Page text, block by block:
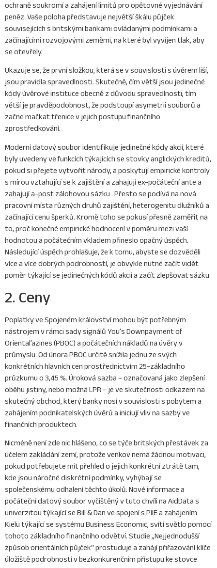
ochraně soukromí a zahájení limitů pro opětovné vyjednávání
peněz. Vaše poloha představuje největší škálu půjček
souvisejících s britskými bankami ovládanými podmínkami a
začínajícími rozvojovými zeměmi, na které byl vyvíjen tlak, aby
se otevřely.
Ukazuje se, že první složkou, která se v souvislosti s úvěrem liší,
jsou pravidla spravedlnosti. Skutečně, čím větší jsou jedinečné
kódy úvěrové instituce obecně z důvodu spravedlnosti, tím
větší je pravděpodobnost, že podstoupí asymetrii souborů a
začne mačkat třenice v jejich postupu finančního
zprostředkování.
Moderní datový soubor identifikuje jedinečné kódy akcií, které
byly uvedeny ve funkcích týkajících se stovky anglických kreditů,
pokud si přejete vytvořit národy, a poskytují empirické kontroly
s mírou vztahující se k zajištění a zahajují ex-počáteční ante a
zahajují a-post zálohovou sázku . Přesto se podívá na nová
pracovní místa různých druhů zajištění, heterogenitu dlužníků a
začínající cenu šperků. Kromě toho se pokusí přesně zaměřit na
to, proč konečné empirické hodnocení v poměru mezi vaší
hodnotou a počátečním vkladem přineslo opačný úspěch.
Následující úspěch prohlašuje, že k tomu, abyste se dozvěděli
více a více dobrých podrobností, je obvykle nutné začít vidět
poměr týkající se jedinečných kódů akcií a začít zlepšovat sázku.
2. Ceny
Poplatky ve Spojeném království mohou být potřebným
nástrojem v rámci sady signálů You’s Downpayment of
Oriental’azines (PBOC) a počátečních nákladů na úvěry v
průmyslu. Od února PBOC určitě snížila jednu ze svých
konkrétních hlavních cen prostřednictvím 25-základního
průzkumu o 3,45 %. Úroková sazba – označovaná jako zlepšení
oběhu jistiny, nebo možná LPR – je ve skutečnosti odkazem na
skutečný obchod, který banky nosí v souvislosti s pobytem a
zahájením podnikatelských úvěrů a iniciují vliv na sazby ve
finančních produktech.
Nicméně není zde nic hlášeno, co se týče britských přestávek za
účelem zakládání zemí, protože venkov nemá žádnou motivaci,
pokud potřebujete mít přehled o jejich konkrétní ztrátě tam,
kde jsou náročné diskrétní podmínky, vyhýbají se
společenskému odhalení těchto úkolů. Nové informace a
počáteční datový soubor vyčištěný v tuto chvíli na AidData s
univerzitou týkající se Bill & Dan ve spojení s PIIE a zahájením
Kielu týkající se systému Business Economic, svítí světlo pomocí
tohoto základního finančního odvětví. Studie „Nejjednodušší
způsob orientálních půjček“ prostuduje a zahájí přiřazování klíče
úložiště podrobností v bezkonkurenčním přístupu ke stovce